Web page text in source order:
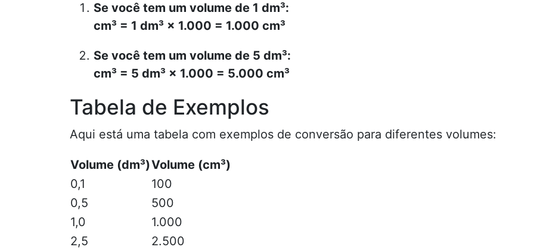
Se você tem um volume de 1 dm³:
cm³ = 1 dm³ × 1.000 = 1.000 cm³
Se você tem um volume de 5 dm³:
cm³ = 5 dm³ × 1.000 = 5.000 cm³
Tabela de Exemplos
Aqui está uma tabela com exemplos de conversão para diferentes volumes:
Volume (dm³)Volume (cm³)
0,1
100
0,5
500
1,0
1.000
2,5
2.500